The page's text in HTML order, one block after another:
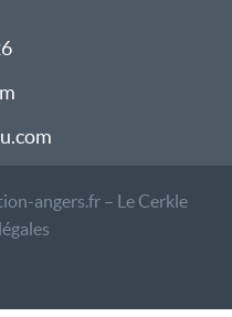
angers.fr – Le Cerkle